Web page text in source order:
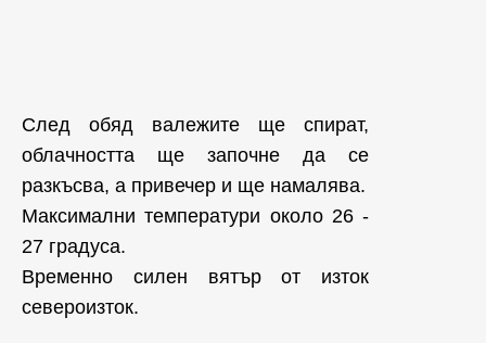
След обяд валежите ще спират,
облачността ще започне да се
разкъсва, а привечер и ще намалява.
Максимални температури около 26 -
27 градуса.
Временно силен вятър от изток
североизток.